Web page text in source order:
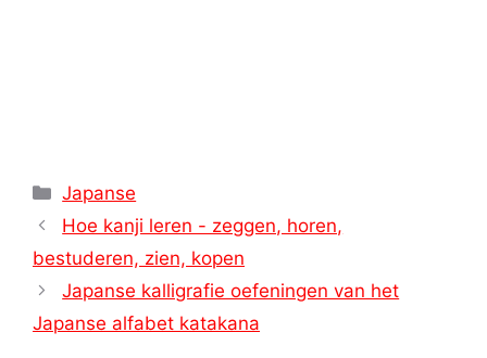
Categorieën
Japanse
Hoe kanji leren - zeggen, horen,
bestuderen, zien, kopen
Japanse kalligrafie oefeningen van het
Japanse alfabet katakana